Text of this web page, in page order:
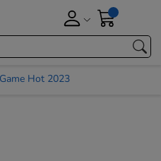
Game Hot 2023